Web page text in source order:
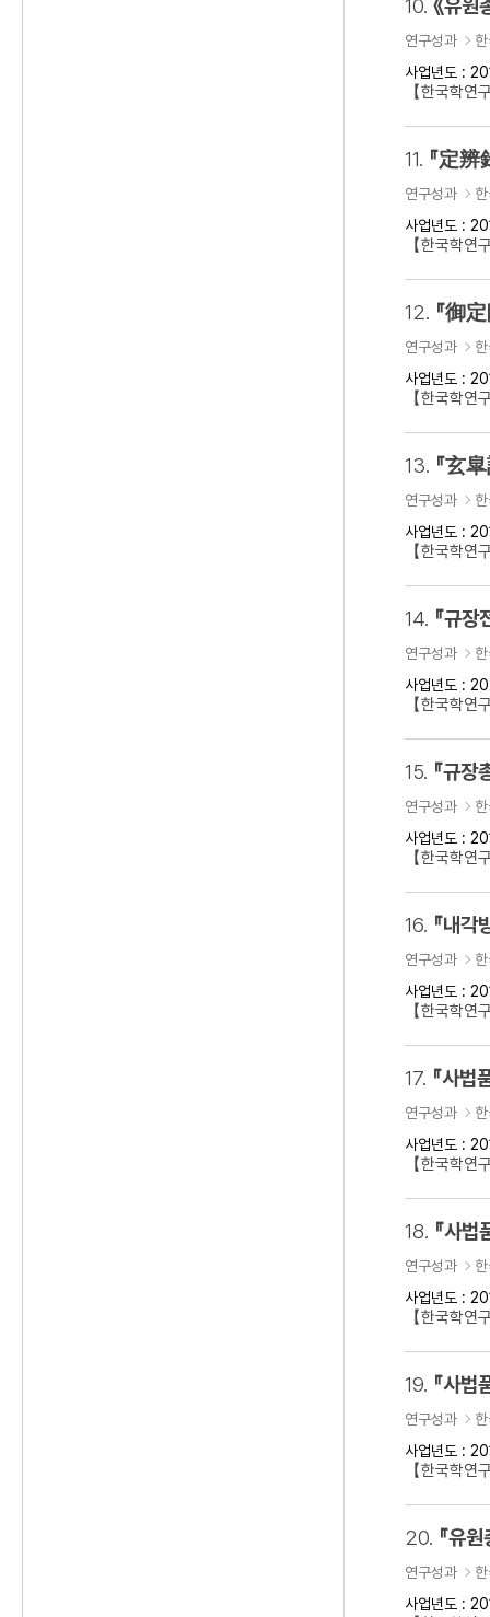
10. 《유
연구성과
사업년도 :
【한국학
11. 『定辨
연구성과
사업년도 :
【한국학
12. 『御
연구성과
사업년도 :
【한국학
13. 『玄
연구성과
사업년도 :
【한국학
14. 『규
연구성과
사업년도 :
【한국학
15. 『규장
연구성과
사업년도 :
【한국학
16. 『내각
연구성과
사업년도 :
【한국학
17. 『사
연구성과
사업년도 :
【한국학
18. 『사
연구성과
사업년도 :
【한국학
19. 『사법
연구성과
사업년도 :
【한국학
20. 『유
연구성과
사업년도 :